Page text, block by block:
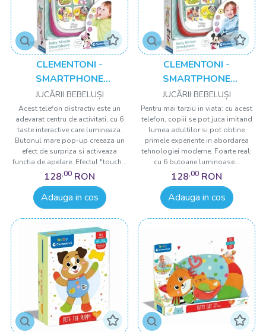
CLEMENTONI -
SMARTPHONE
INTERACTIV MINNIE
MOUSE
JUCĂRII BEBELUȘI
Acest telefon distractiv este un
adevarat centru de activitati, cu 6
taste interactive care lumineaza.
Butonul mare pop-up creeaza un
efect de surpriza si activeaza
functia de apelare. Efectul "touch...
128,00 RON
Adauga in cos
CLEMENTONI -
SMARTPHONE
INTERACTIV MICKEY
MOUSE
JUCĂRII BEBELUȘI
Pentru mai tarziu in viata: cu acest
telefon, copiii se pot juca imitand
lumea adultilor si pot obtine
primele experiente in abordarea
tehnologiei moderne. Foarte real:
cu 6 butoane luminoase...
128,00 RON
Adauga in cos